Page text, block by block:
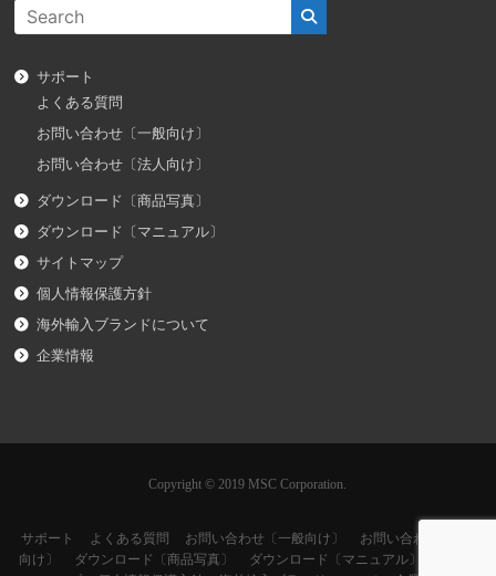
サポート
よくある質問
お問い合わせ〔一般向け〕
お問い合わせ〔法人向け〕
ダウンロード〔商品写真〕
ダウンロード〔マニュアル〕
サイトマップ
個人情報保護方針
海外輸入ブランドについて
企業情報
Copyright © 2019 MSC Corporation.
サポート よくある質問 お問い合わせ〔一般向け〕
お問い合わせ〔法人
向け〕
ダウンロード〔商品写真〕 ダウンロード〔マニュアル〕